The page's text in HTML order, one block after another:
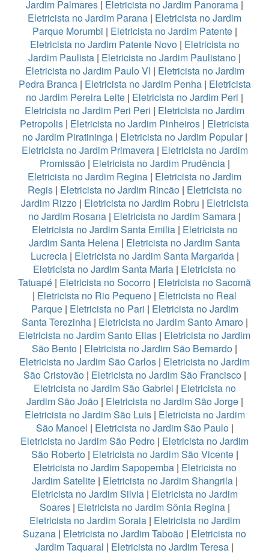
Jardim Palmares | Eletricista no Jardim Panorama |
Eletricista no Jardim Parana | Eletricista no Jardim
Parque Morumbi | Eletricista no Jardim Patente|
Eletricista no Jardim Patente Novo| Eletricista no
Jardim Paulista | Eletricista no Jardim Paulistano |
Eletricista no Jardim Paulo VI | Eletricista no Jardim
Pedra Branca| Eletricista no Jardim Penha| Eletricista
no Jardim Pereira Leite | Eletricista no Jardim Peri |
Eletricista no Jardim Peri Peri | Eletricista no Jardim
Petropolis | Eletricista no Jardim Pinheiros | Eletricista
no Jardim Piratininga| Eletricista no Jardim Popular|
Eletricista no Jardim Primavera| Eletricista no Jardim
Promissão| Eletricista no Jardim Prudência|
Eletricista no Jardim Regina | Eletricista no Jardim
Regis| Eletricista no Jardim Rincão| Eletricista no
Jardim Rizzo| Eletricista no Jardim Robru | Eletricista
no Jardim Rosana | Eletricista no Jardim Samara |
Eletricista no Jardim Santa Emilia| Eletricista no
Jardim Santa Helena | Eletricista no Jardim Santa
Lucrecia| Eletricista no Jardim Santa Margarida|
Eletricista no Jardim Santa Maria | Eletricista no
Tatuapé | Eletricista no Socorro | Eletricista no Sacomã
| Eletricista no Rio Pequeno | Eletricista no Real
Parque| Eletricista no Pari | Eletricista no Jardim
Santa Terezinha| Eletricista no Jardim Santo Amaro|
Eletricista no Jardim Santo Elias | Eletricista no Jardim
São Bento | Eletricista no Jardim São Bernardo |
Eletricista no Jardim São Carlos | Eletricista no Jardim
São Cristovão| Eletricista no Jardim São Francisco|
Eletricista no Jardim São Gabriel | Eletricista no
Jardim São João| Eletricista no Jardim São Jorge|
Eletricista no Jardim São Luis| Eletricista no Jardim
São Manoel | Eletricista no Jardim São Paulo|
Eletricista no Jardim São Pedro | Eletricista no Jardim
São Roberto| Eletricista no Jardim São Vicente|
Eletricista no Jardim Sapopemba| Eletricista no
Jardim Satelite| Eletricista no Jardim Shangrila|
Eletricista no Jardim Silvia | Eletricista no Jardim
Soares| Eletricista no Jardim Sônia Regina|
Eletricista no Jardim Soraia| Eletricista no Jardim
Suzana | Eletricista no Jardim Taboão | Eletricista no
Jardim Taquaral | Eletricista no Jardim Teresa |